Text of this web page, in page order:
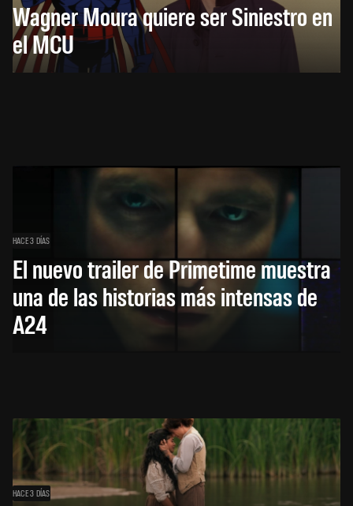
Wagner Moura quiere ser Siniestro en
el MCU
HACE 3 DÍAS
El nuevo trailer de Primetime muestra
una de las historias más intensas de
A24
HACE 3 DÍAS